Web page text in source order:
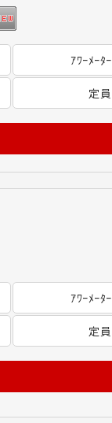
ｱﾜｰﾒｰﾀｰ
定員
ｱﾜｰﾒｰﾀｰ
定員